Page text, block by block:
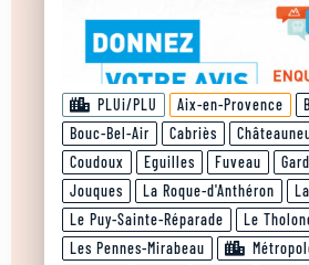
PLUi/PLU Aix-en-Provence
Bouc-Bel-Air
Cabriès
Coudoux
Eguilles Fuveau
Jouques
La Roque-d'Anthéron
Le Puy-Sainte-Réparade
Le
Les Pennes-Mirabeau